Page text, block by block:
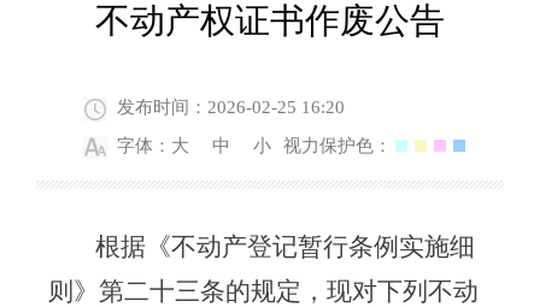
不动产权证书作废公告
发布时间：2026-02-25 16:20
字体： 大 中 小 视力保护色：
根据《不动产登记暂行条例实施细
则》第二十三条的规定，现对下列不动